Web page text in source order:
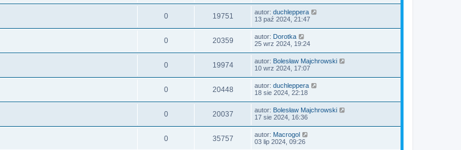
0 19751 autor: duchleppera
13 paź 2024, 21:47
0 20359 autor: Dorotka
25 wrz 2024, 19:24
0 19974 autor: Bolesław Majchrowski
10 wrz 2024, 17:07
0 20448 autor: duchleppera
18 sie 2024, 22:18
0 20037 autor: Bolesław Majchrowski
17 sie 2024, 16:36
0 35757 autor: Macrogol
03 lip 2024, 09:26